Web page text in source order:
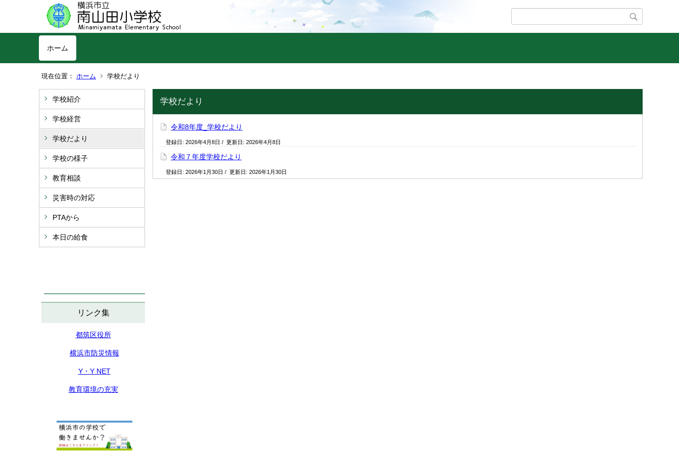
ホーム
現在位置： ホーム 学校だより
学校紹介
学校経営
学校だより
学校の様子
教育相談
災害時の対応
PTAから
本日の給食
リンク集
都筑区役所
横浜市防災情報
Y・Y NET
教育環境の充実
学校だより
令和8年度_学校だより
登録日: 2026年4月8日 / 更新日: 2026年4月8日
令和７年度学校だより
登録日: 2026年1月30日 / 更新日: 2026年1月30日